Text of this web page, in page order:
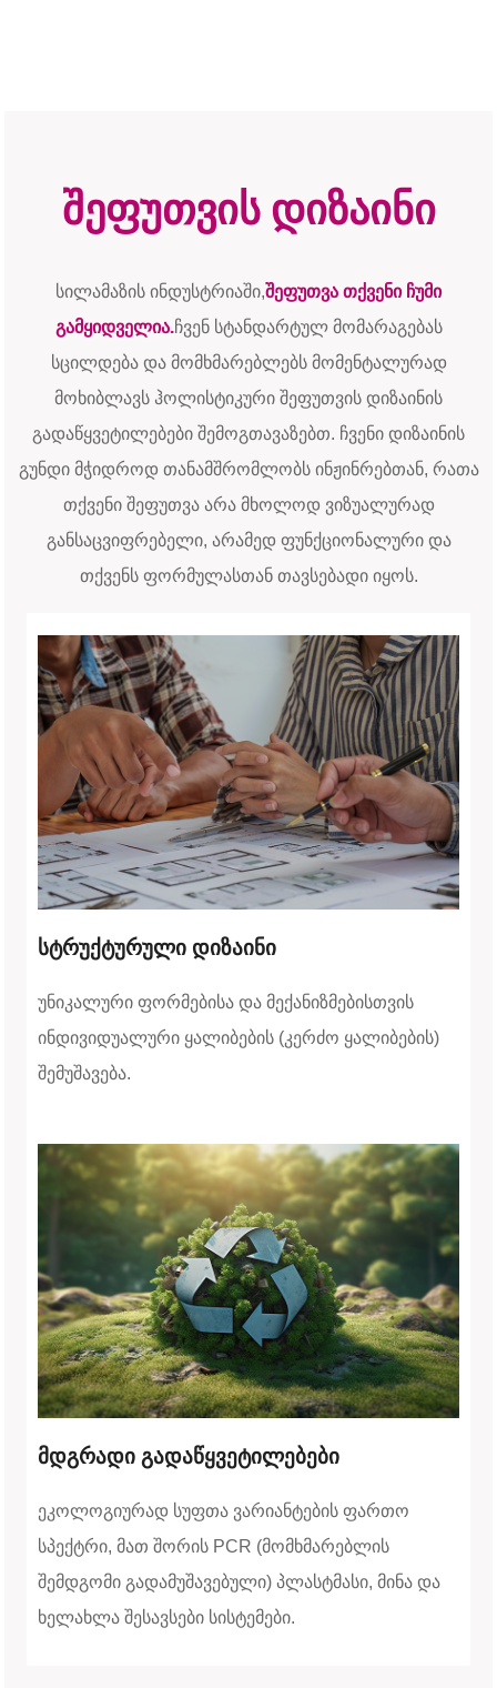
შეფუთვის დიზაინი
სილამაზის ინდუსტრიაში,შეფუთვა თქვენი ჩუმი
გამყიდველია.ჩვენ სტანდარტულ მომარაგებას
სცილდება და მომხმარებლებს მომენტალურად
მოხიბლავს ჰოლისტიკური შეფუთვის დიზაინის
გადაწყვეტილებები შემოგთავაზებთ. ჩვენი დიზაინის
გუნდი მჭიდროდ თანამშრომლობს ინჟინრებთან, რათა
თქვენი შეფუთვა არა მხოლოდ ვიზუალურად
განსაცვიფრებელი, არამედ ფუნქციონალური და
თქვენს ფორმულასთან თავსებადი იყოს.
სტრუქტურული დიზაინი
უნიკალური ფორმებისა და მექანიზმებისთვის
ინდივიდუალური ყალიბების (კერძო ყალიბების)
შემუშავება.
მდგრადი გადაწყვეტილებები
ეკოლოგიურად სუფთა ვარიანტების ფართო
სპექტრი, მათ შორის PCR (მომხმარებლის
შემდგომი გადამუშავებული) პლასტმასი, მინა და
ხელახლა შესავსები სისტემები.